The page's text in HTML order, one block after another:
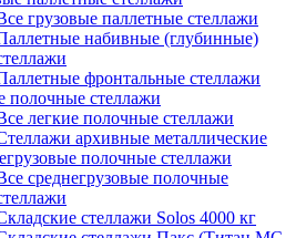
грузовые паллетные стеллажи
набивные (глубинные)
фронтальные стеллажи
полочные стеллажи
легкие полочные стеллажи
архивные металлические
полочные стеллажи
среднегрузовые полочные
стеллажи Solos 4000 кг